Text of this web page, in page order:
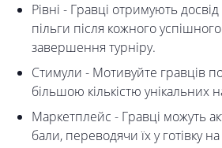
Рівні - Гравці отримують досвід
пільги після кожного
завершення турніру.
Стимули - Мотивуйте гравців
більшою кількістю унікальних
Маркетплейс - Гравці можуть
бали, переводячи їх у готівку